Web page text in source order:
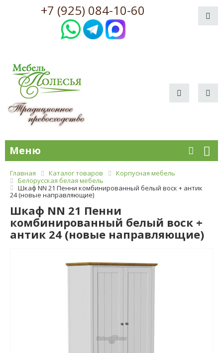
+7 (925) 084-10-60
Меню
Главная Каталог товаров
Корпусная мебель
Белорусская белая мебель
Шкаф NN 21 Пенни комбинированный белый воск + антик
24 (новые направляющие)
Шкаф NN 21 Пенни
комбинированный белый воск +
антик 24 (новые направляющие)